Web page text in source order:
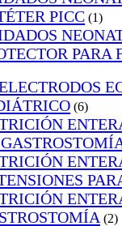
PICC (1)
PARA
(6)
(2)